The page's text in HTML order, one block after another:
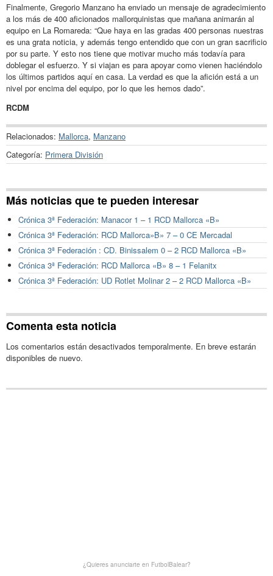
Finalmente, Gregorio Manzano ha enviado un mensaje de agradecimiento
a los más de 400 aficionados mallorquinistas que mañana animarán al
equipo en La Romareda: “Que haya en las gradas 400 personas nuestras
es una grata noticia, y además tengo entendido que con un gran sacrificio
por su parte. Y esto nos tiene que motivar mucho más todavía para
doblegar el esfuerzo. Y si viajan es para apoyar como vienen haciéndolo
los últimos partidos aquí en casa. La verdad es que la afición está a un
nivel por encima del equipo, por lo que les hemos dado”.
RCDM
Relacionados: Mallorca, Manzano
Categoría: Primera División
Más noticias que te pueden interesar
Crónica 3ª Federación: Manacor 1 – 1 RCD Mallorca «B»
Crónica 3ª Federación: RCD Mallorca»B» 7 – 0 CE Mercadal
Crónica 3ª Federación : CD. Binissalem 0 – 2 RCD Mallorca «B»
Crónica 3ª Federación: RCD Mallorca «B» 8 – 1 Felanitx
Crónica 3ª Federación: UD Rotlet Molinar 2 – 2 RCD Mallorca «B»
Comenta esta noticia
Los comentarios están desactivados temporalmente. En breve estarán
disponibles de nuevo.
¿Quieres anunciarte en FutbolBalear?